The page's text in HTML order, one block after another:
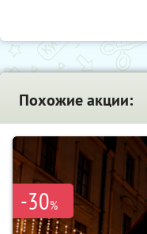
Похожие акции:
-30%